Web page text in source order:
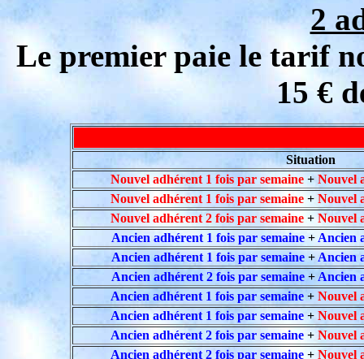
2
Le premier paie le tarif
15 €
Situation
Nouvel adhérent 1 fois par semaine + Nouvel
Nouvel adhérent 1 fois par semaine + Nouvel
Nouvel adhérent 2 fois par semaine + Nouvel
Ancien adhérent 1 fois par semaine+ Ancien
Ancien adhérent 1 fois par semaine+ Ancien
Ancien adhérent 2 fois par semaine+ Ancien
Ancien adhérent 1 fois par semaine + Nouvel
Ancien adhérent 1 fois par semaine + Nouvel
Ancien adhérent 2 fois par semaine + Nouvel
Ancien adhérent 2 fois par semaine + Nouvel